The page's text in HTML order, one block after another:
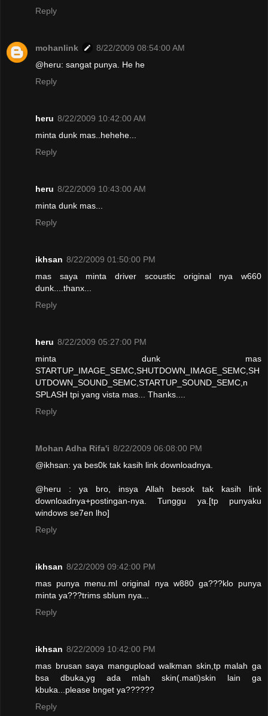
Reply
mohanlink
8/22/2009 08:54:00 AM
@heru: sangat punya. He he
Reply
heru 8/22/2009 10:42:00 AM
minta dunk mas..hehehe...
Reply
heru 8/22/2009 10:43:00 AM
minta dunk mas...
Reply
ikhsan 8/22/2009 01:50:00 PM
mas saya minta driver scoustic original nya w660
dunk....thanx...
Reply
heru 8/22/2009 05:27:00 PM
minta dunk mas
STARTUP_IMAGE_SEMC,SHUTDOWN_IMAGE_SEMC,SH
UTDOWN_SOUND_SEMC,STARTUP_SOUND_SEMC,n
SPLASH tpi yang vista mas... Thanks....
Reply
Mohan Adha Rifa'i 8/22/2009 06:08:00 PM
@ikhsan: ya bes0k tak kasih link downloadnya.
@heru : ya bro, insya Allah besok tak kasih link
downloadnya+postingan-nya. Tunggu ya.[tp punyaku
windows se7en lho]
Reply
ikhsan 8/22/2009 09:42:00 PM
mas punya menu.ml original nya w880 ga???klo punya
minta ya???trims sblum nya...
Reply
ikhsan 8/22/2009 10:42:00 PM
mas brusan saya mangupload walkman skin,tp malah ga
bsa dbuka,yg ada mlah skin(.mati)skin lain ga
kbuka...please bnget ya??????
Reply